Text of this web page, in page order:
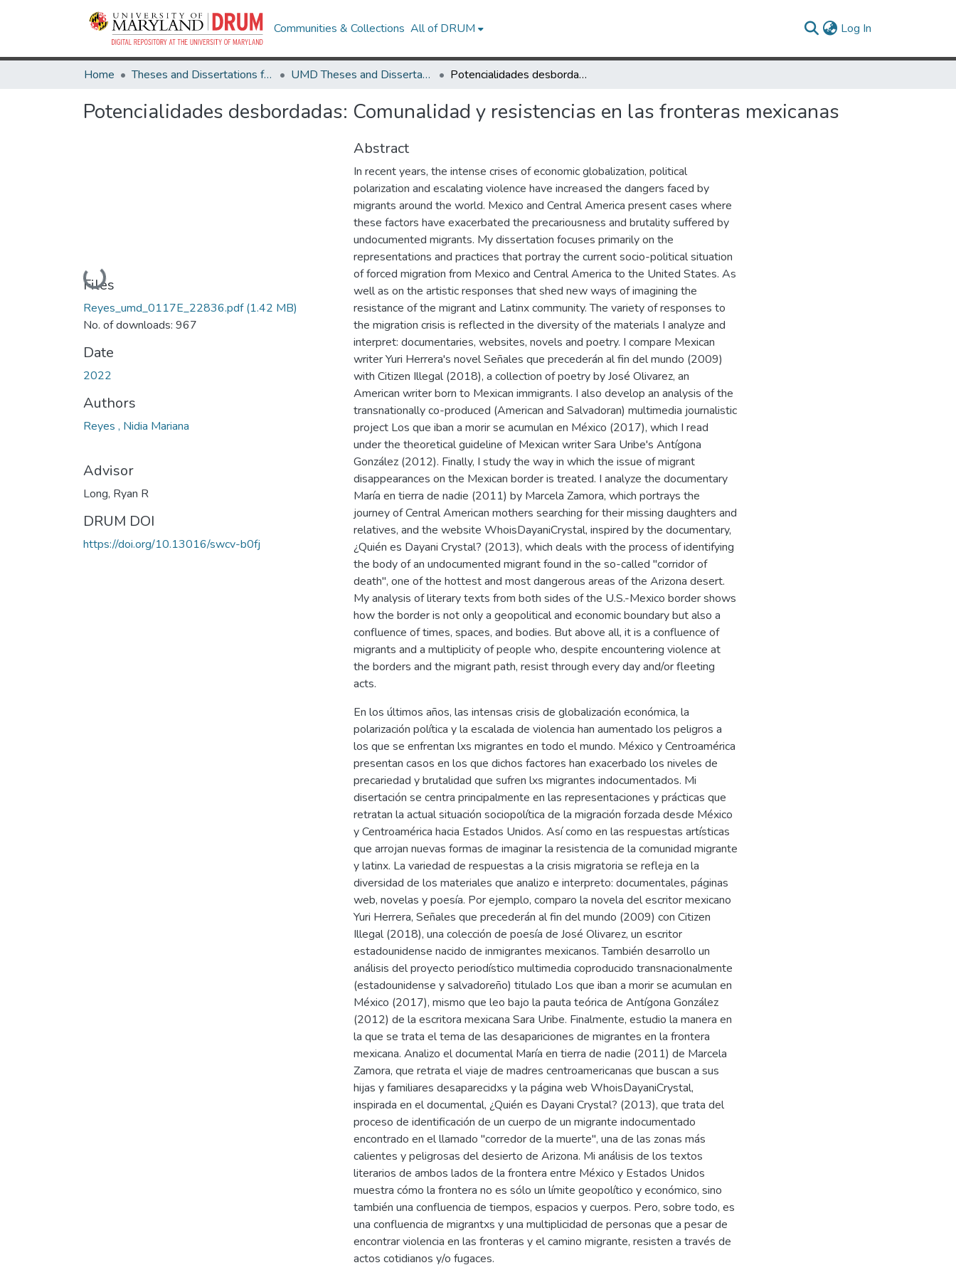
Communities & Collections All of DRUM Log In
Home Theses and Dissertations from UMD UMD Theses and Dissertations Potencialidades desbordadas: Comunalidad y resistencias en las fronteras mexicanas
Potencialidades desbordadas: Comunalidad y resistencias en las fronteras mexicanas
Loading...
Files
Reyes_umd_0117E_22836.pdf(1.42 MB)
No. of downloads: 967
Date
2022
Authors
Reyes , Nidia Mariana
Advisor
Long, Ryan R
DRUM DOI
https://doi.org/10.13016/swcv-b0fj
Abstract
In recent years, the intense crises of economic globalization, political
polarization and escalating violence have increased the dangers faced by
migrants around the world. Mexico and Central America present cases where
these factors have exacerbated the precariousness and brutality suffered by
undocumented migrants. My dissertation focuses primarily on the
representations and practices that portray the current socio-political situation
of forced migration from Mexico and Central America to the United States. As
well as on the artistic responses that shed new ways of imagining the
resistance of the migrant and Latinx community. The variety of responses to
the migration crisis is reflected in the diversity of the materials I analyze and
interpret: documentaries, websites, novels and poetry. I compare Mexican
writer Yuri Herrera's novel Señales que precederán al fin del mundo (2009)
with Citizen Illegal (2018), a collection of poetry by José Olivarez, an
American writer born to Mexican immigrants. I also develop an analysis of the
transnationally co-produced (American and Salvadoran) multimedia journalistic
project Los que iban a morir se acumulan en México (2017), which I read
under the theoretical guideline of Mexican writer Sara Uribe's Antígona
González (2012). Finally, I study the way in which the issue of migrant
disappearances on the Mexican border is treated. I analyze the documentary
María en tierra de nadie (2011) by Marcela Zamora, which portrays the
journey of Central American mothers searching for their missing daughters and
relatives, and the website WhoisDayaniCrystal, inspired by the documentary,
¿Quién es Dayani Crystal? (2013), which deals with the process of identifying
the body of an undocumented migrant found in the so-called "corridor of
death", one of the hottest and most dangerous areas of the Arizona desert.
My analysis of literary texts from both sides of the U.S.-Mexico border shows
how the border is not only a geopolitical and economic boundary but also a
confluence of times, spaces, and bodies. But above all, it is a confluence of
migrants and a multiplicity of people who, despite encountering violence at
the borders and the migrant path, resist through every day and/or fleeting
acts.
En los últimos años, las intensas crisis de globalización económica, la
polarización política y la escalada de violencia han aumentado los peligros a
los que se enfrentan lxs migrantes en todo el mundo. México y Centroamérica
presentan casos en los que dichos factores han exacerbado los niveles de
precariedad y brutalidad que sufren lxs migrantes indocumentados. Mi
disertación se centra principalmente en las representaciones y prácticas que
retratan la actual situación sociopolítica de la migración forzada desde México
y Centroamérica hacia Estados Unidos. Así como en las respuestas artísticas
que arrojan nuevas formas de imaginar la resistencia de la comunidad migrante
y latinx. La variedad de respuestas a la crisis migratoria se refleja en la
diversidad de los materiales que analizo e interpreto: documentales, páginas
web, novelas y poesía. Por ejemplo, comparo la novela del escritor mexicano
Yuri Herrera, Señales que precederán al fin del mundo (2009) con Citizen
Illegal (2018), una colección de poesía de José Olivarez, un escritor
estadounidense nacido de inmigrantes mexicanos. También desarrollo un
análisis del proyecto periodístico multimedia coproducido transnacionalmente
(estadounidense y salvadoreño) titulado Los que iban a morir se acumulan en
México (2017), mismo que leo bajo la pauta teórica de Antígona González
(2012) de la escritora mexicana Sara Uribe. Finalmente, estudio la manera en
la que se trata el tema de las desapariciones de migrantes en la frontera
mexicana. Analizo el documental María en tierra de nadie (2011) de Marcela
Zamora, que retrata el viaje de madres centroamericanas que buscan a sus
hijas y familiares desaparecidxs y la página web WhoisDayaniCrystal,
inspirada en el documental, ¿Quién es Dayani Crystal? (2013), que trata del
proceso de identificación de un cuerpo de un migrante indocumentado
encontrado en el llamado "corredor de la muerte", una de las zonas más
calientes y peligrosas del desierto de Arizona. Mi análisis de los textos
literarios de ambos lados de la frontera entre México y Estados Unidos
muestra cómo la frontera no es sólo un límite geopolítico y económico, sino
también una confluencia de tiempos, espacios y cuerpos. Pero, sobre todo, es
una confluencia de migrantxs y una multiplicidad de personas que a pesar de
encontrar violencia en las fronteras y el camino migrante, resisten a través de
actos cotidianos y/o fugaces.